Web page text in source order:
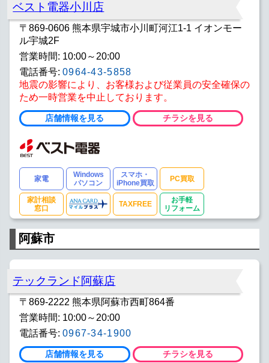
ベスト電器小川店
〒869-0606 熊本県宇城市小川町河江1-1 イオンモー
ル宇城2F
営業時間: 10:00～20:00
電話番号: 0964-43-5858
地震の影響により、お客様および従業員の安全確保の
ため一時営業を中止しております。
店舗情報を見る チラシを見る
家電
Windows
パソコン
スマホ・
iPhone買取
PC買取
家計相談
窓口
TAXFREE
お手軽
リフォーム
阿蘇市
テックランド阿蘇店
〒869-2222 熊本県阿蘇市西町864番
営業時間: 10:00～20:00
電話番号: 0967-34-1900
店舗情報を見る チラシを見る